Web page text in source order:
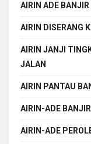
AIRIN ADE
AIRIN DISERANG
AIRIN JANJI
JALAN
AIRIN PANTAU
AIRIN-ADE
AIRIN-ADE